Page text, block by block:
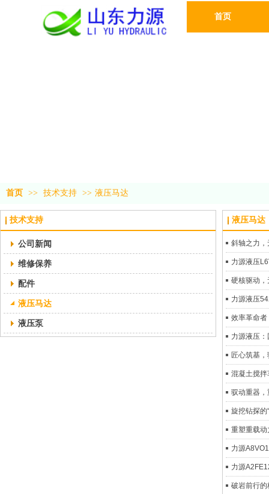
首页
首页 >> 技术支持 >> 液压马达
技术支持
公司新闻
维修保养
配件
液压马达
液压泵
液压马达
斜轴之力
力源液压
硬核驱动
力源液压
效率革命
力源液压
匠心筑基
混凝土搅拌
驭动重器
旋挖钻探的
重塑重载
力源
力源
破岩前行